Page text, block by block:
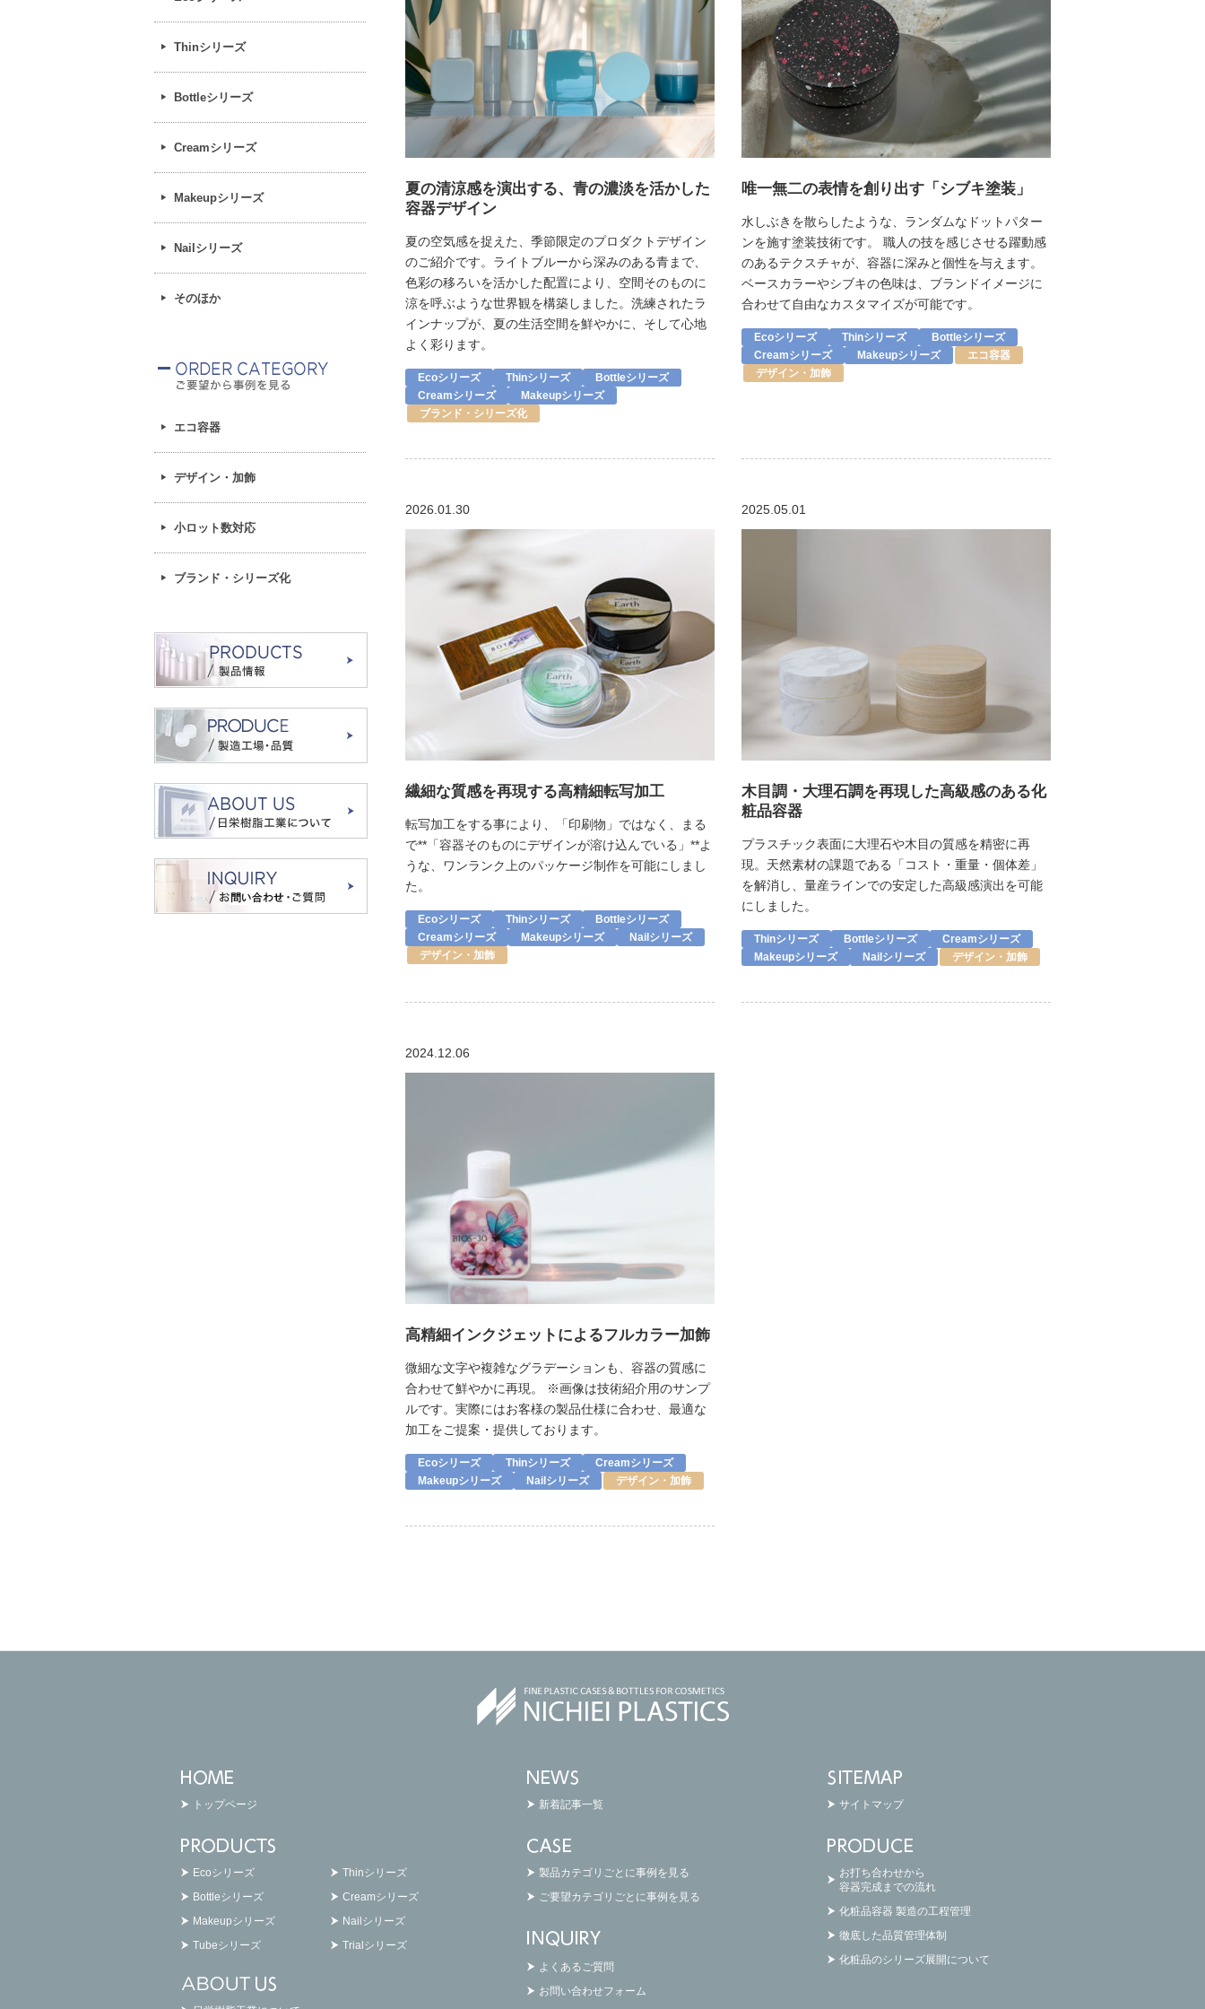
夏の清涼感を演出する、青の濃淡を活かした
容器デザイン
夏の空気感を捉えた、季節限定のプロダクトデザイン
のご紹介です。ライトブルーから深みのある青まで、
色彩の移ろいを活かした配置により、空間そのものに
涼を呼ぶような世界観を構築しました。洗練されたラ
インナップが、夏の生活空間を鮮やかに、そして心地
よく彩ります。
Ecoシリーズ Thinシリーズ
Bottleシリーズ
Creamシリーズ
Makeupシリーズ
ブランド・シリーズ化
唯一無二の表情を創り出す「シブキ塗装」
水しぶきを散らしたような、ランダムなドットパター
ンを施す塗装技術です。 職人の技を感じさせる躍動感
のあるテクスチャが、容器に深みと個性を与えます。
ベースカラーやシブキの色味は、ブランドイメージに
合わせて自由なカスタマイズが可能です。
Ecoシリーズ Thinシリーズ
Bottleシリーズ
Creamシリーズ
Makeupシリーズ
エコ容器
デザイン・加飾
2026.01.30
繊細な質感を再現する高精細転写加工
転写加工をする事により、「印刷物」ではなく、まる
で**「容器そのものにデザインが溶け込んでいる」**よ
うな、ワンランク上のパッケージ制作を可能にしまし
た。
Ecoシリーズ Thinシリーズ
Bottleシリーズ
Creamシリーズ
Makeupシリーズ
Nailシリーズ
デザイン・加飾
2025.05.01
木目調・大理石調を再現した高級感のある化
粧品容器
プラスチック表面に大理石や木目の質感を精密に再
現。天然素材の課題である「コスト・重量・個体差」
を解消し、量産ラインでの安定した高級感演出を可能
にしました。
Thinシリーズ Bottleシリーズ
Creamシリーズ
Makeupシリーズ
Nailシリーズ デザイン・加飾
2024.12.06
高精細インクジェットによるフルカラー加飾
微細な文字や複雑なグラデーションも、容器の質感に
合わせて鮮やかに再現。 ※画像は技術紹介用のサンプ
ルです。実際にはお客様の製品仕様に合わせ、最適な
加工をご提案・提供しております。
Ecoシリーズ Thinシリーズ
Creamシリーズ
Makeupシリーズ
Nailシリーズ デザイン・加飾
Thinシリーズ
Bottleシリーズ
Creamシリーズ
Makeupシリーズ
Nailシリーズ
そのほか
エコ容器
デザイン・加飾
小ロット数対応
ブランド・シリーズ化
トップページ
Ecoシリーズ
Thinシリーズ
Bottleシリーズ
Creamシリーズ
Makeupシリーズ
Nailシリーズ
Tubeシリーズ
Trialシリーズ
新着記事一覧
製品カテゴリごとに事例を見る
ご要望カテゴリごとに事例を見る
よくあるご質問
お問い合わせフォーム
サイトマップ
お打ち合わせから
容器完成までの流れ
化粧品容器 製造の工程管理
徹底した品質管理体制
化粧品のシリーズ展開について